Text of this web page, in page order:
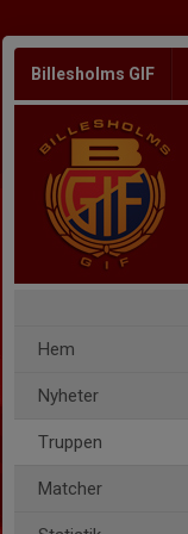
Billesholms GIF
Hem
Nyheter
Truppen
Matcher